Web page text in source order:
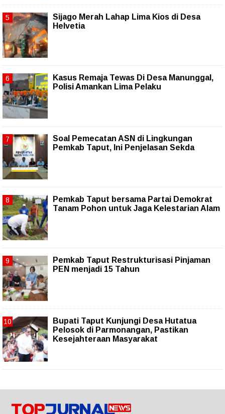
Sijago Merah Lahap Lima Kios di Desa
Helvetia
Kasus Remaja Tewas Di Desa Manunggal,
Polisi Amankan Lima Pelaku
Soal Pemecatan ASN di Lingkungan
Pemkab Taput, Ini Penjelasan Sekda
Pemkab Taput bersama Partai Demokrat
Tanam Pohon untuk Jaga Kelestarian Alam
Pemkab Taput Restrukturisasi Pinjaman
PEN menjadi 15 Tahun‎
Bupati Taput Kunjungi Desa Hutatua
Pelosok di Parmonangan, Pastikan
Kesejahteraan Masyarakat